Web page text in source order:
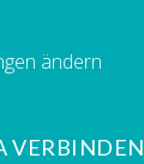
ändern
VERBINDEN